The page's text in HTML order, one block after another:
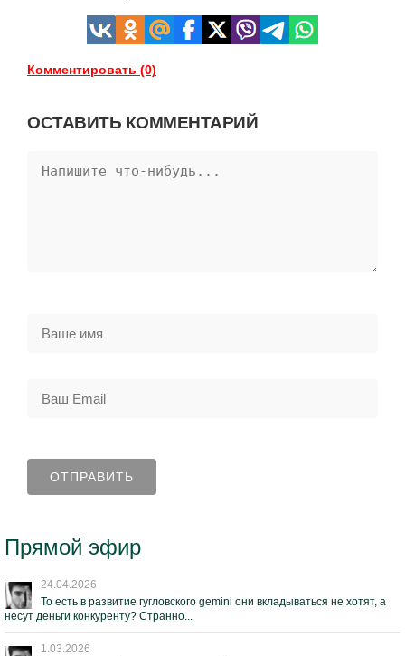
Комментировать (0)
ОСТАВИТЬ КОММЕНТАРИЙ
Прямой эфир
24.04.2026
То есть в развитие гугловского gemini они вкладываться не хотят, а
несут деньги конкуренту? Странно...
1.03.2026